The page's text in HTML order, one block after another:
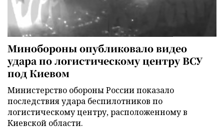
Минобороны опубликовало видео
удара по логистическому центру ВСУ
под Киевом
Министерство обороны России показало
последствия удара беспилотников по
логистическому центру, расположенному в
Киевской области.